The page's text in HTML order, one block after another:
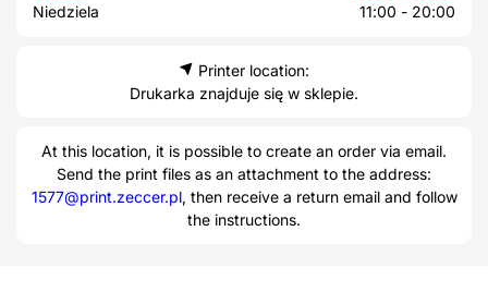
Niedziela
11:00 - 20:00
Printer location:
Drukarka znajduje się w sklepie.
At this location, it is possible to create an order via email.
Send the print files as an attachment to the address:
1577@print.zeccer.pl, then receive a return email and follow
the instructions.